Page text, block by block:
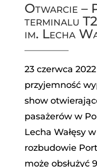
Otwarcie –
terminalu
im. Lecha
23 czerwca
przyjemność
show
pasażerów w
Lecha Wałęsy
rozbudowie
może obsłużyć